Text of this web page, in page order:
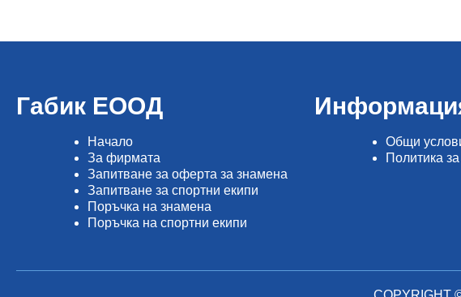
Габик ЕООД
Начало
Зa фирмата
Запитване за оферта за знамена
Запитване за спортни екипи
Поръчка на знамена
Поръчка на спортни екипи
Общи
Политика